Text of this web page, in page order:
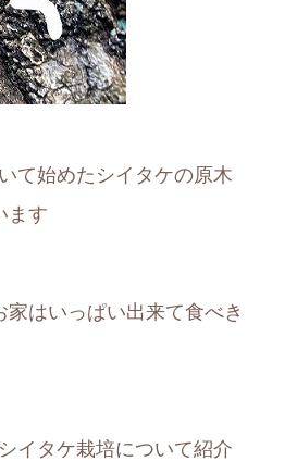
て始めたシイタケの原木
ます
はいっぱい出来て食べき
イタケ栽培について紹介